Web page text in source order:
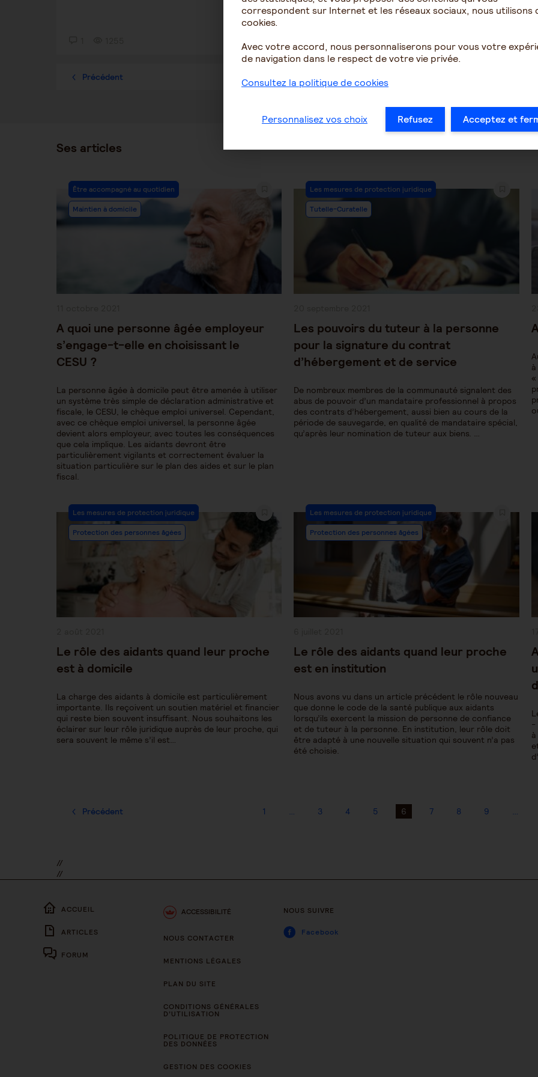
Précédent 1 … 42 44
Ses articles
Post
Category:
Être accompagné au quotidien
Maintien à domicile
A quoi une personne âgée employeur
s’engage-t-elle en choisissant le
CESU ?
La personne âgée à domicile peut être amenée à utiliser
un système très simple de déclaration administrative et
fiscale, le CESU, le chèque emploi universel. Cependant,
avec ce chèque emploi universel, la personne âgée
devient alors employeur, avec toutes les conséquences
que cela implique. Les aidants devront être
particulièrement vigilants et correctement évaluer la
situation particulière sur le plan des aides et sur le plan
fiscal.
Post
Category:
Les mesures de protection juridique
Tutelle-Curatelle
Les pouvoirs du tuteur à la personne
pour la signature du contrat
d’hébergement et de service
De nombreux membres de la communauté signalent des
abus de pouvoir d’un mandataire professionnel à propos
des contrats d’hébergement, aussi bien au cours de la
période de sauvegarde, en qualité de mandataire spécial,
qu’après leur nomination de tuteur aux biens. …
Post
Category:
Les mesures de protection juridique
Protection des personnes âgées
Le rôle des aidants quand leur proche
est à domicile
La charge des aidants à domicile est particulièrement
importante. Ils reçoivent un soutien matériel et financier
qui reste bien souvent insuffisant. Nous souhaitons les
éclairer sur leur rôle juridique auprès de leur proche, qui
sera souvent le même s’il est…
Post
Category:
Les mesures de protection juridique
Protection des personnes âgées
Le rôle des aidants quand leur proche
est en institution
Nous avons vu dans un article précédent le rôle nouveau
que donne le code de la santé publique aux aidants
lorsqu’ils exercent la mission de personne de confiance
et de tuteur à la personne. En institution, leur rôle doit
être adapté à une nouvelle situation qui souvent n’a pas
été choisie.
-
Précédent 1 … 3 4 5 6 7 8 9 …
//
//
ACCUEIL
ARTICLES
FORUM
ACCESSIBILITÉ
NOUS CONTACTER
MENTIONS LÉGALES
PLAN DU SITE
CONDITIONS GÉNÉRALES
D’UTILISATION
POLITIQUE DE PROTECTION
DES DONNÉES
GESTION DES COOKIES
NOUS SUIVRE
Facebook
correspondent sur Internet et les réseaux sociaux, nous utilisons
cookies.
Avec votre accord, nous personnaliserons pour vous votre
de navigation dans le respect de votre vie privée.
Consultez la politique de cookies
Personnalisez vos choix Refusez Acceptez et